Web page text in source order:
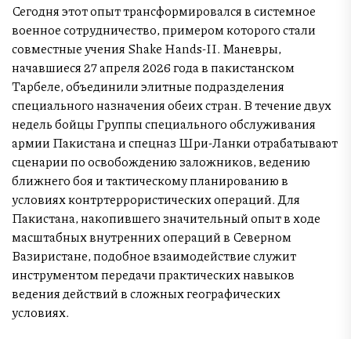
Сегодня этот опыт трансформировался в системное
военное сотрудничество, примером которого стали
совместные учения Shake Hands-II. Маневры,
начавшиеся 27 апреля 2026 года в пакистанском
Тарбеле, объединили элитные подразделения
специального назначения обеих стран. В течение двух
недель бойцы Группы специального обслуживания
армии Пакистана и спецназ Шри-Ланки отрабатывают
сценарии по освобождению заложников, ведению
ближнего боя и тактическому планированию в
условиях контртеррористических операций. Для
Пакистана, накопившего значительный опыт в ходе
масштабных внутренних операций в Северном
Вазиристане, подобное взаимодействие служит
инструментом передачи практических навыков
ведения действий в сложных географических
условиях.